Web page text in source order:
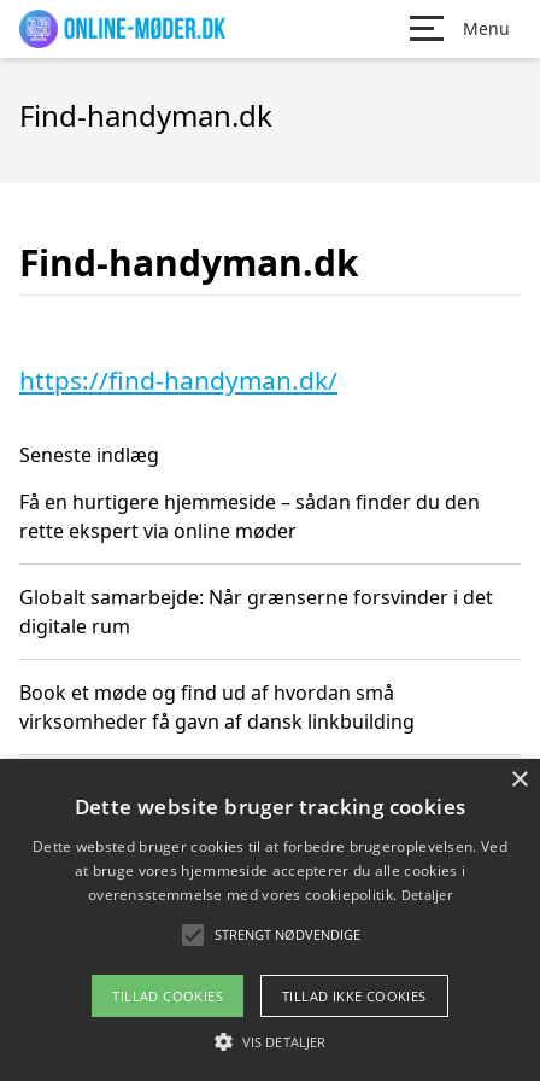
Menu
Find-handyman.dk
Find-handyman.dk
https://find-handyman.dk/
Seneste indlæg
Få en hurtigere hjemmeside – sådan finder du den
rette ekspert via online møder
Globalt samarbejde: Når grænserne forsvinder i det
digitale rum
Book et møde og find ud af hvordan små
virksomheder få gavn af dansk linkbuilding
får du indgår et samarbejde
Hold et møde med en WordPress ekspert og vælg den
mest professionelle til at vedligeholde din løsning
Copyright 2026 - Pilanto Aps
Om / kontakt
×
Dette website bruger tracking cookies
Dette websted bruger cookies til at forbedre brugeroplevelsen. Ved
at bruge vores hjemmeside accepterer du alle cookies i
overensstemmelse med vores cookiepolitik. Detaljer
STRENGT NØDVENDIGE
TILLAD COOKIES TILLAD IKKE COOKIES
VIS DETALJER